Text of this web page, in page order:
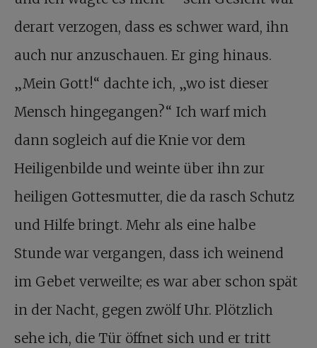
derart verzogen, dass es schwer ward, ihn
auch nur anzuschauen. Er ging hinaus.
„Mein Gott!“ dachte ich, „wo ist dieser
Mensch hingegangen?“ Ich warf mich
dann sogleich auf die Knie vor dem
Heiligenbilde und weinte über ihn zur
heiligen Gottesmutter, die da rasch Schutz
und Hilfe bringt. Mehr als eine halbe
Stunde war vergangen, dass ich weinend
im Gebet verweilte; es war aber schon spät
in der Nacht, gegen zwölf Uhr. Plötzlich
sehe ich, die Tür öffnet sich und er tritt